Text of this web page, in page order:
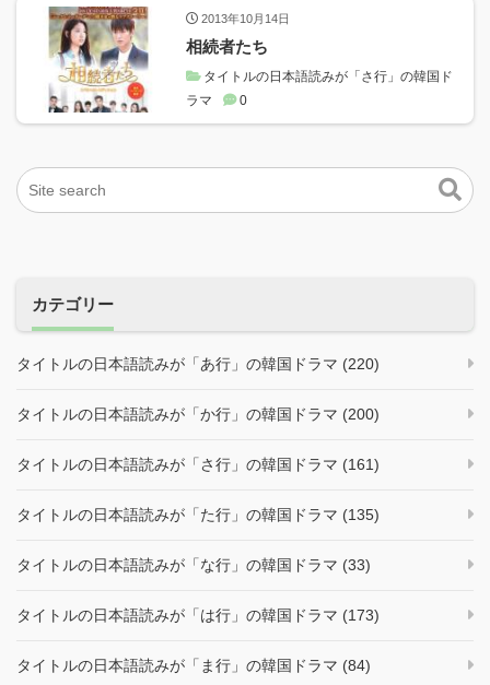
2013年10月14日
相続者たち
タイトルの日本語読みが「さ行」の韓国ド
ラマ
0
カテゴリー
タイトルの日本語読みが「あ行」の韓国ドラマ (220)
タイトルの日本語読みが「か行」の韓国ドラマ (200)
タイトルの日本語読みが「さ行」の韓国ドラマ (161)
タイトルの日本語読みが「た行」の韓国ドラマ (135)
タイトルの日本語読みが「な行」の韓国ドラマ (33)
タイトルの日本語読みが「は行」の韓国ドラマ (173)
タイトルの日本語読みが「ま行」の韓国ドラマ (84)